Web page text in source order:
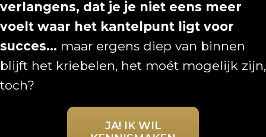
verlangens, dat je je niet eens meer
voelt waar het kantelpunt ligt voor
succes... maar ergens diep van binnen
blijft het kriebelen, het moét mogelijk zijn,
toch?
JA! IK WIL